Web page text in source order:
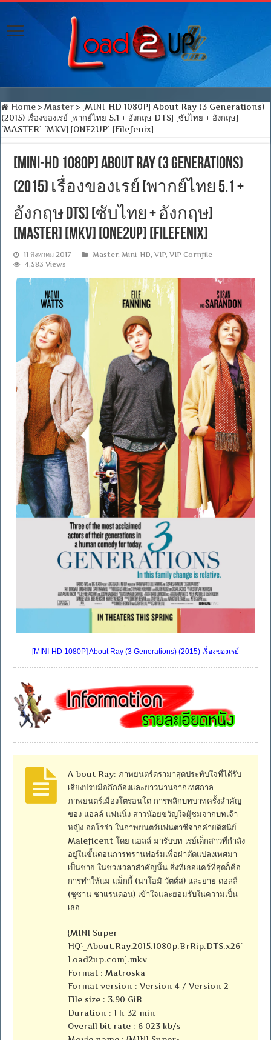
Home > Master > [MINI-HD 1080P] About Ray (3 Generations)
(2015) เรื่องของเรย์ [พากย์ไทย 5.1 + อังกฤษ DTS] [ซับไทย + อังกฤษ]
[MASTER] [MKV] [ONE2UP] [Filefenix]
[MINI-HD 1080P] About Ray (3 Generations)
(2015) เรื่องของเรย์ [พากย์ไทย 5.1 +
อังกฤษ DTS] [ซับไทย + อังกฤษ]
[MASTER] [MKV] [ONE2UP] [Filefenix]
11 สิงหาคม 2017 Master,Mini-HD,VIP,VIP Cornfile
4,583 Views
[MINI-HD 1080P] About Ray (3 Generations) (2015) เรื่องของเรย์
A bout Ray: ภาพยนตร์ดราม่าสุดประทับใจที่ได้รับ
เสียงปรบมือกึกก้องและยาวนานจากเทศกาล
ภาพยนตร์เมืองโตรอนโต การพลิกบทบาทครั้งสำคัญ
ของ แอลล์ แฟนนิ่ง สาวน้อยขวัญใจผู้ชมจากบทเจ้า
หญิง ออโรร่า ในกาพยนตร์แฟนตาซีจากค่ายดิสนีย์
Maleficent โดย แอลล์ มารับบท เรย์เด็กสาวที่กำลัง
อยู่ในขั้นตอนการทรานฟอร์มเพื่อผ่าตัดแปลงเพศมา
เป็นชาย ในช่วงเวลาสำคัญนั้น สิ่งที่เธอแคร์ที่สุดก็คือ
การทำให้แม่ แม็กกี้ (นาโอมิ วัตต์ส) และยาย ดอลลี่
(ซูซาน ซาแรนดอน) เข้าใจและยอมรับในความเป็น
เธอ
{MINI Super-
HQ}_About.Ray.2015.1080p.BrRip.DTS.x26[
Load2up.com].mkv
Format : Matroska
Format version : Version 4 / Version 2
File size : 3.90 GiB
Duration : 1 h 32 min
Overall bit rate : 6 023 kb/s